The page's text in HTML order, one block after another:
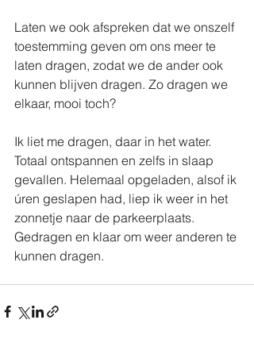
Laten we ook afspreken dat we onszelf
toestemming geven om ons meer te
laten dragen, zodat we de ander ook
kunnen blijven dragen. Zo dragen we
elkaar, mooi toch?
Ik liet me dragen, daar in het water.
Totaal ontspannen en zelfs in slaap
gevallen. Helemaal opgeladen, alsof ik
úren geslapen had, liep ik weer in het
zonnetje naar de parkeerplaats.
Gedragen en klaar om weer anderen te
kunnen dragen.